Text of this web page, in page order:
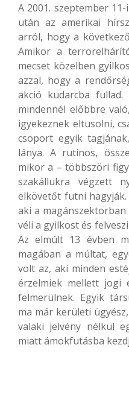
A 2001. szeptember
után az amerikai
arról, hogy a
Amikor a
mecset közelben
azzal, hogy a
akció kudarcba
mindennél előbbre
igyekeznek eltusolni,
csoport egyik
lánya. A rutinos,
mikor a – többszöri
szakállukra végzett
elkövetőt futni
aki a
véli a gyilkost és
Az elmúlt 13 évben
magában a múltat,
volt az, aki minden
érzelmiek mellett jogi
felmerülnek. Egyik
ma már kerületi
valaki jelvény nélkül
miatt ámokfutásba